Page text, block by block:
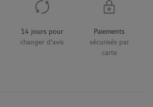
14 jours pour
changer d'avis
Paiements
sécurisés par
carte